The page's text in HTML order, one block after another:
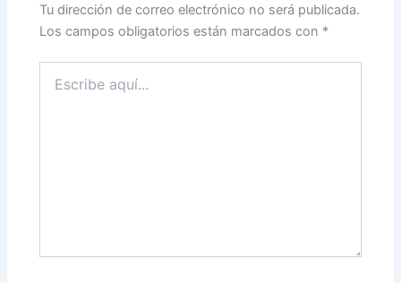
Tu dirección de correo electrónico no será publicada.
Los campos obligatorios están marcados con *
aquí...